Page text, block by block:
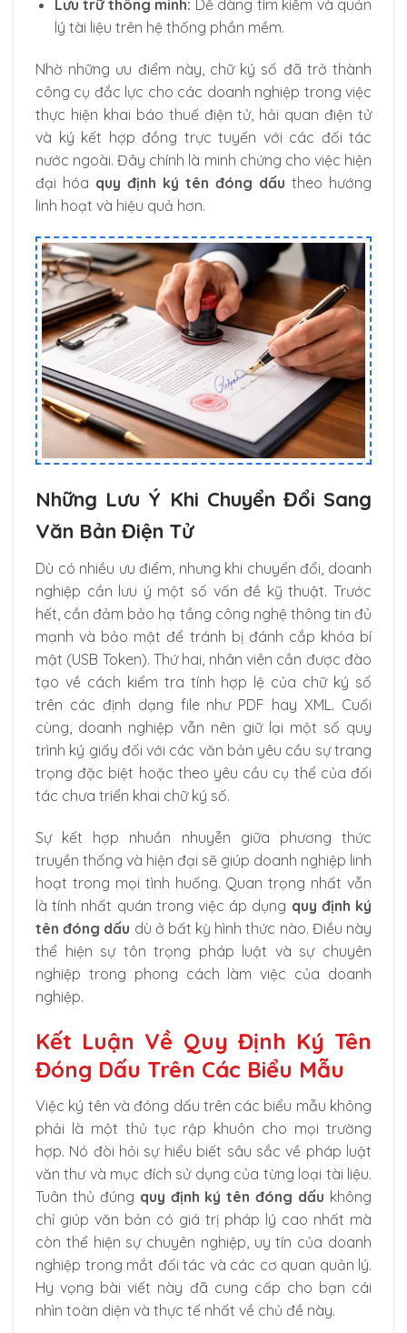
Lưu trữ thông minh: Dễ dàng tìm kiếm và quản
lý tài liệu trên hệ thống phần mềm.
Nhờ những ưu điểm này, chữ ký số đã trở thành
công cụ đắc lực cho các doanh nghiệp trong việc
thực hiện khai báo thuế điện tử, hải quan điện tử
và ký kết hợp đồng trực tuyến với các đối tác
nước ngoài. Đây chính là minh chứng cho việc hiện
đại hóa quy định ký tên đóng dấu theo hướng
linh hoạt và hiệu quả hơn.
Những Lưu Ý Khi Chuyển Đổi Sang
Văn Bản Điện Tử
Dù có nhiều ưu điểm, nhưng khi chuyển đổi, doanh
nghiệp cần lưu ý một số vấn đề kỹ thuật. Trước
hết, cần đảm bảo hạ tầng công nghệ thông tin đủ
mạnh và bảo mật để tránh bị đánh cắp khóa bí
mật (USB Token). Thứ hai, nhân viên cần được đào
tạo về cách kiểm tra tính hợp lệ của chữ ký số
trên các định dạng file như PDF hay XML. Cuối
cùng, doanh nghiệp vẫn nên giữ lại một số quy
trình ký giấy đối với các văn bản yêu cầu sự trang
trọng đặc biệt hoặc theo yêu cầu cụ thể của đối
tác chưa triển khai chữ ký số.
Sự kết hợp nhuần nhuyễn giữa phương thức
truyền thống và hiện đại sẽ giúp doanh nghiệp linh
hoạt trong mọi tình huống. Quan trọng nhất vẫn
là tính nhất quán trong việc áp dụng quy định ký
tên đóng dấu dù ở bất kỳ hình thức nào. Điều này
thể hiện sự tôn trọng pháp luật và sự chuyên
nghiệp trong phong cách làm việc của doanh
nghiệp.
Kết Luận Về Quy Định Ký Tên
Đóng Dấu Trên Các Biểu Mẫu
Việc ký tên và đóng dấu trên các biểu mẫu không
phải là một thủ tục rập khuôn cho mọi trường
hợp. Nó đòi hỏi sự hiểu biết sâu sắc về pháp luật
văn thư và mục đích sử dụng của từng loại tài liệu.
Tuân thủ đúng quy định ký tên đóng dấu không
chỉ giúp văn bản có giá trị pháp lý cao nhất mà
còn thể hiện sự chuyên nghiệp, uy tín của doanh
nghiệp trong mắt đối tác và các cơ quan quản lý.
Hy vọng bài viết này đã cung cấp cho bạn cái
nhìn toàn diện và thực tế nhất về chủ đề này.